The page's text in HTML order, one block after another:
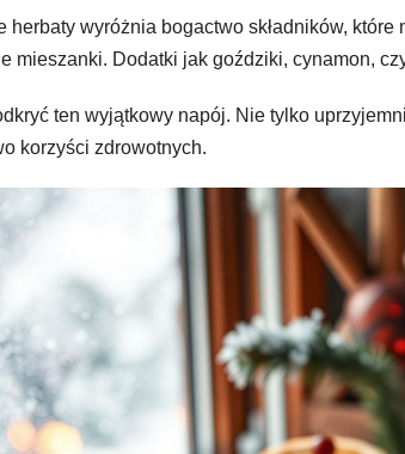
herbaty wyróżnia bogactwo składników,
mieszanki. Dodatki jak goździki, cynamon,
ten wyjątkowy napój. Nie tylko
korzyści zdrowotnych.